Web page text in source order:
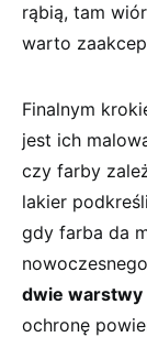
⁣rąbią, tam
warto⁢
Finalnym
jest ich
czy farby
⁣lakier
gdy ​farba da
dwie warstwy
⁣ochronę